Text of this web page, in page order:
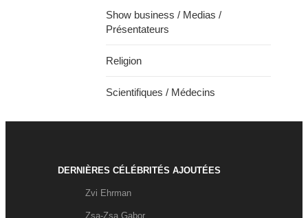
Show business / Medias /
Présentateurs
Religion
Scientifiques / Médecins
DERNIÈRES CÉLÉBRITÉS AJOUTÉES
Zvi Ehrman
Zsa-Zsa Gabor